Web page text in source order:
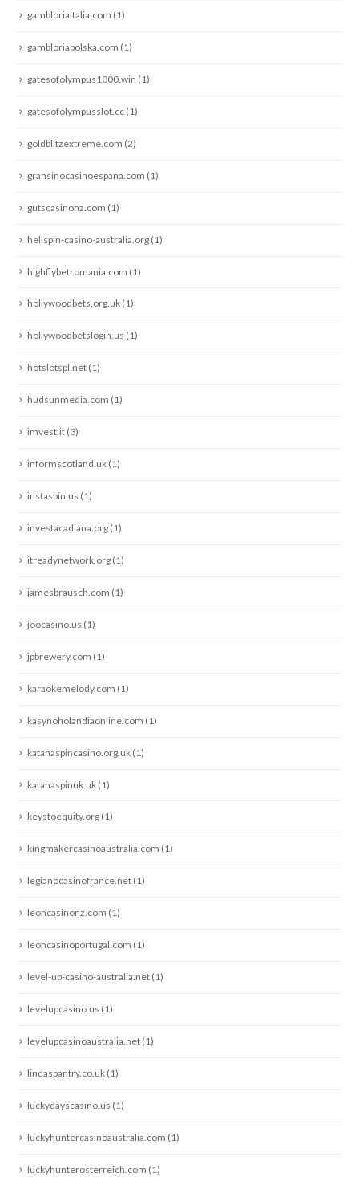
gambloriaitalia.com (1)
gambloriapolska.com (1)
gatesofolympus1000.win (1)
gatesofolympusslot.cc (1)
goldblitzextreme.com (2)
gransinocasinoespana.com (1)
gutscasinonz.com (1)
hellspin-casino-australia.org (1)
highflybetromania.com (1)
hollywoodbets.org.uk (1)
hollywoodbetslogin.us (1)
hotslotspl.net (1)
hudsunmedia.com (1)
imvest.it (3)
informscotland.uk (1)
instaspin.us (1)
investacadiana.org (1)
itreadynetwork.org (1)
jamesbrausch.com (1)
joocasino.us (1)
jpbrewery.com (1)
karaokemelody.com (1)
kasynoholandiaonline.com (1)
katanaspincasino.org.uk (1)
katanaspinuk.uk (1)
keystoequity.org (1)
kingmakercasinoaustralia.com (1)
legianocasinofrance.net (1)
leoncasinonz.com (1)
leoncasinoportugal.com (1)
level-up-casino-australia.net (1)
levelupcasino.us (1)
levelupcasinoaustralia.net (1)
lindaspantry.co.uk (1)
luckydayscasino.us (1)
luckyhuntercasinoaustralia.com (1)
luckyhunterosterreich.com (1)